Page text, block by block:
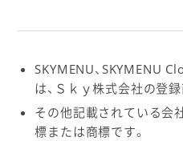
SKYMENU、SKYMENU
は、Ｓｋｙ株式会社の登録
その他記載されている会
標または商標です。